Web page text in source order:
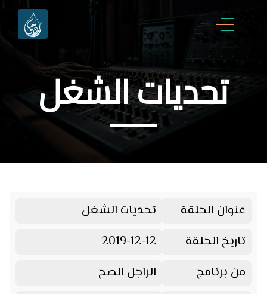
تحديات الشغل
عنوان الحلقة
تحديات الشغل
تاريخ الحلقة
2019-12-12
من برنامج
الراجل الصح